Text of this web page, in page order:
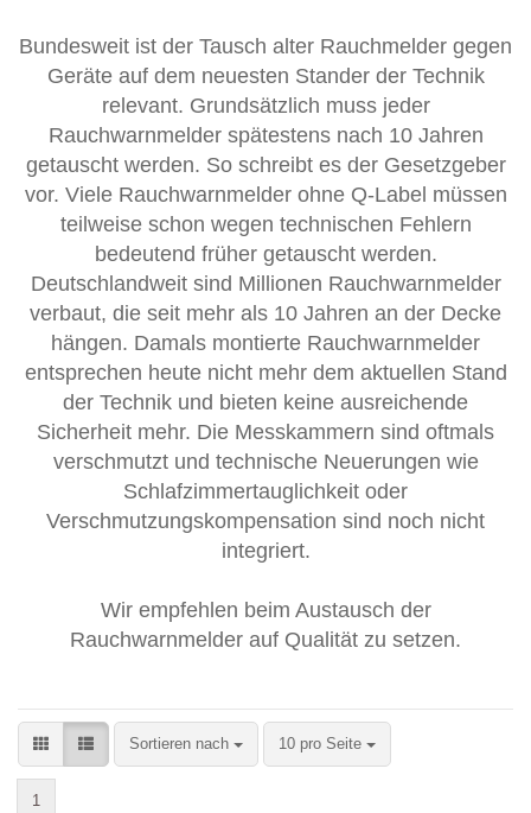
Bundesweit ist der Tausch alter Rauchmelder gegen
Geräte auf dem neuesten Stander der Technik
relevant. Grundsätzlich muss jeder
Rauchwarnmelder spätestens nach 10 Jahren
getauscht werden. So schreibt es der Gesetzgeber
vor. Viele Rauchwarnmelder ohne Q-Label müssen
teilweise schon wegen technischen Fehlern
bedeutend früher getauscht werden.
Deutschlandweit sind Millionen Rauchwarnmelder
verbaut, die seit mehr als 10 Jahren an der Decke
hängen. Damals montierte Rauchwarnmelder
entsprechen heute nicht mehr dem aktuellen Stand
der Technik und bieten keine ausreichende
Sicherheit mehr. Die Messkammern sind oftmals
verschmutzt und technische Neuerungen wie
Schlafzimmertauglichkeit oder
Verschmutzungskompensation sind noch nicht
integriert.
Wir empfehlen beim Austausch der
Rauchwarnmelder auf Qualität zu setzen.
Sortieren nach
Sortieren nach 10 pro Seite
pro Seite
1